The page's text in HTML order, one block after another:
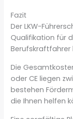
Fazit
Der LKW-
Qualifikation für
Berufskraftfahrer
Die
oder CE liegen
bestehen
die Ihnen helfen